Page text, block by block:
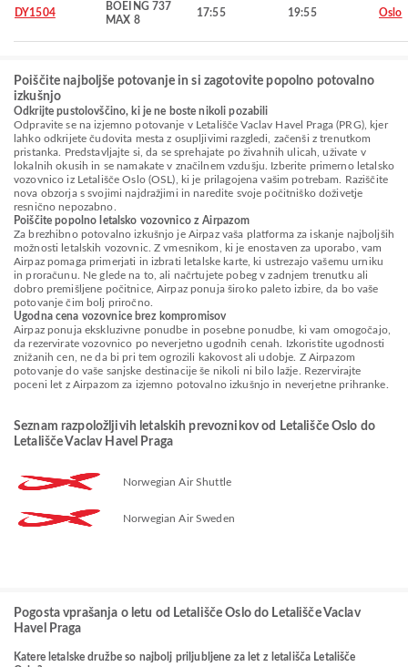
DY1504
BOEING 737
MAX 8
17:55 19:55 Oslo
Poiščite najboljše potovanje in si zagotovite popolno potovalno
izkušnjo
Odkrijte pustolovščino, ki je ne boste nikoli pozabili
Odpravite se na izjemno potovanje v Letališče Vaclav Havel Praga (PRG), kjer
lahko odkrijete čudovita mesta z osupljivimi razgledi, začenši z trenutkom
pristanka. Predstavljajte si, da se sprehajate po živahnih ulicah, uživate v
lokalnih okusih in se namakate v značilnem vzdušju. Izberite primerno letalsko
vozovnico iz Letališče Oslo (OSL), ki je prilagojena vašim potrebam. Raziščite
nova obzorja s svojimi najdražjimi in naredite svoje počitniško doživetje
resnično nepozabno.
Poiščite popolno letalsko vozovnico z Airpazom
Za brezhibno potovalno izkušnjo je Airpaz vaša platforma za iskanje najboljših
možnosti letalskih vozovnic. Z vmesnikom, ki je enostaven za uporabo, vam
Airpaz pomaga primerjati in izbrati letalske karte, ki ustrezajo vašemu urniku
in proračunu. Ne glede na to, ali načrtujete pobeg v zadnjem trenutku ali
dobro premišljene počitnice, Airpaz ponuja široko paleto izbire, da bo vaše
potovanje čim bolj priročno.
Ugodna cena vozovnice brez kompromisov
Airpaz ponuja ekskluzivne ponudbe in posebne ponudbe, ki vam omogočajo,
da rezervirate vozovnico po neverjetno ugodnih cenah. Izkoristite ugodnosti
znižanih cen, ne da bi pri tem ogrozili kakovost ali udobje. Z Airpazom
potovanje do vaše sanjske destinacije še nikoli ni bilo lažje. Rezervirajte
poceni let z Airpazom za izjemno potovalno izkušnjo in neverjetne prihranke.
Seznam razpoložljivih letalskih prevoznikov od Letališče Oslo do
Letališče Vaclav Havel Praga
Norwegian Air Shuttle
Norwegian Air Sweden
Pogosta vprašanja o letu od Letališče Oslo do Letališče Vaclav
Havel Praga
Katere letalske družbe so najbolj priljubljene za let z letališča Letališče